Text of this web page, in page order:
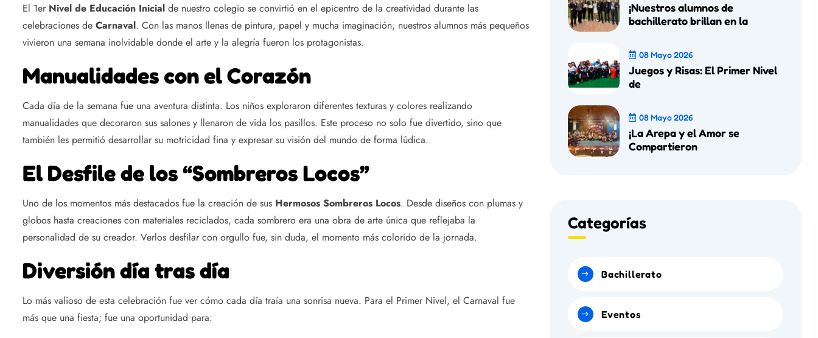
El 1er Nivel de Educación Inicial de nuestro colegio se convirtió en el epicentro de la creatividad durante las
celebraciones de Carnaval. Con las manos llenas de pintura, papel y mucha imaginación, nuestros alumnos más pequeños
vivieron una semana inolvidable donde el arte y la alegría fueron los protagonistas.
Manualidades con el Corazón
Cada día de la semana fue una aventura distinta. Los niños exploraron diferentes texturas y colores realizando
manualidades que decoraron sus salones y llenaron de vida los pasillos. Este proceso no solo fue divertido, sino que
también les permitió desarrollar su motricidad fina y expresar su visión del mundo de forma lúdica.
El Desfile de los “Sombreros Locos”
Uno de los momentos más destacados fue la creación de sus Hermosos Sombreros Locos. Desde diseños con plumas y
globos hasta creaciones con materiales reciclados, cada sombrero era una obra de arte única que reflejaba la
personalidad de su creador. Verlos desfilar con orgullo fue, sin duda, el momento más colorido de la jornada.
Diversión día tras día
Lo más valioso de esta celebración fue ver cómo cada día traía una sonrisa nueva. Para el Primer Nivel, el Carnaval fue
más que una fiesta; fue una oportunidad para:
¡Nuestros alumnos de
bachillerato brillan en la
08 Mayo 2026
Juegos y Risas: El Primer Nivel
de
08 Mayo 2026
¡La Arepa y el Amor se
Compartieron
Categorías
Bachillerato
Eventos